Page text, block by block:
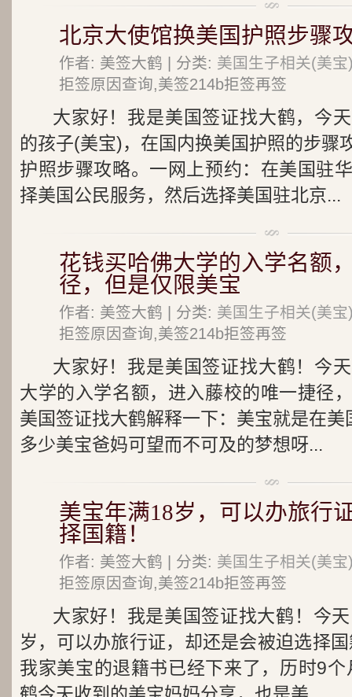
北京大使馆换美国护照步骤
作者: 美签大鹤 | 分类: 美国生子相关(美宝
拒签原因查询,美签214b拒签再签
大家好！我是美国签证找大鹤，今
的孩子(美宝)，在国内换美国护照的步骤
护照步骤攻略。一网上预约：在美国驻
择美国公民服务，然后选择美国驻北京...
花钱买哈佛大学的入学名额
径，但是仅限美宝
作者: 美签大鹤 | 分类: 美国生子相关(美宝
拒签原因查询,美签214b拒签再签
大家好！我是美国签证找大鹤！今
大学的入学名额，进入藤校的唯一捷径
美国签证找大鹤解释一下：美宝就是在美
多少美宝爸妈可望而不可及的梦想呀...
美宝年满18岁，可以办旅行
择国籍！
作者: 美签大鹤 | 分类: 美国生子相关(美宝
拒签原因查询,美签214b拒签再签
大家好！我是美国签证找大鹤！今
岁，可以办旅行证，却还是会被迫选择
我家美宝的退籍书已经下来了，历时9个